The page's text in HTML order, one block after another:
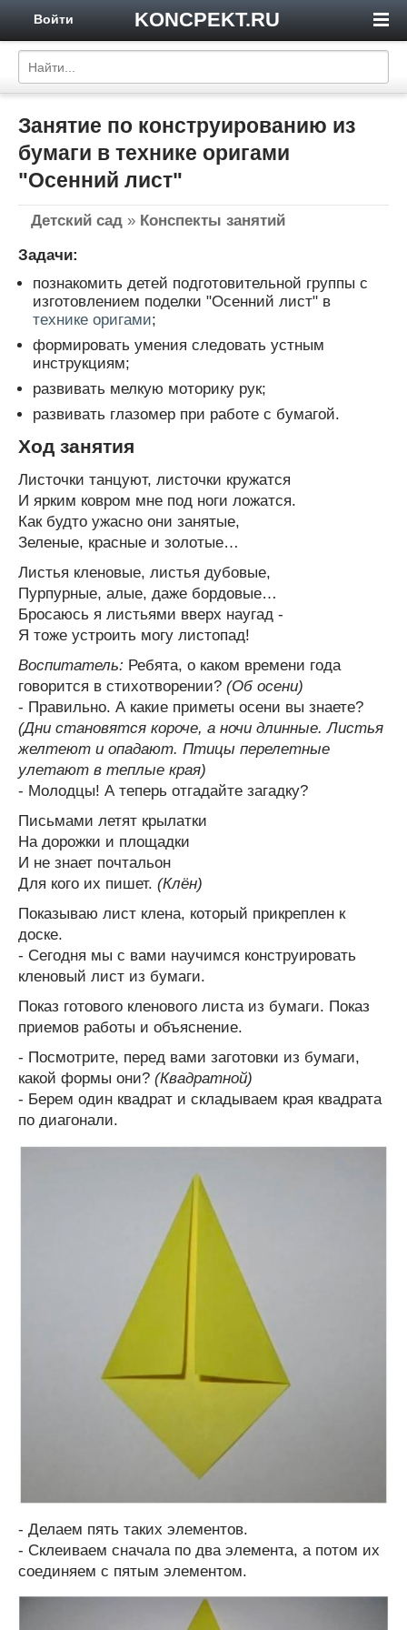
KONCPEKT.RU
Войти
Занятие по конструированию из
бумаги в технике оригами
"Осенний лист"
Детский сад » Конспекты занятий
Задачи:
познакомить детей подготовительной группы с
изготовлением поделки "Осенний лист" в
технике оригами;
формировать умения следовать устным
инструкциям;
развивать мелкую моторику рук;
развивать глазомер при работе с бумагой.
Ход занятия
Листочки танцуют, листочки кружатся
И ярким ковром мне под ноги ложатся.
Как будто ужасно они занятые,
Зеленые, красные и золотые…
Листья кленовые, листья дубовые,
Пурпурные, алые, даже бордовые…
Бросаюсь я листьями вверх наугад -
Я тоже устроить могу листопад!
Воспитатель: Ребята, о каком времени года
говорится в стихотворении? (Об осени)
- Правильно. А какие приметы осени вы знаете?
(Дни становятся короче, а ночи длинные. Листья
желтеют и опадают. Птицы перелетные
улетают в теплые края)
- Молодцы! А теперь отгадайте загадку?
Письмами летят крылатки
На дорожки и площадки
И не знает почтальон
Для кого их пишет. (Клён)
Показываю лист клена, который прикреплен к
доске.
- Сегодня мы с вами научимся конструировать
кленовый лист из бумаги.
Показ готового кленового листа из бумаги. Показ
приемов работы и объяснение.
- Посмотрите, перед вами заготовки из бумаги,
какой формы они? (Квадратной)
- Берем один квадрат и складываем края квадрата
по диагонали.
- Делаем пять таких элементов.
- Склеиваем сначала по два элемента, а потом их
соединяем с пятым элементом.